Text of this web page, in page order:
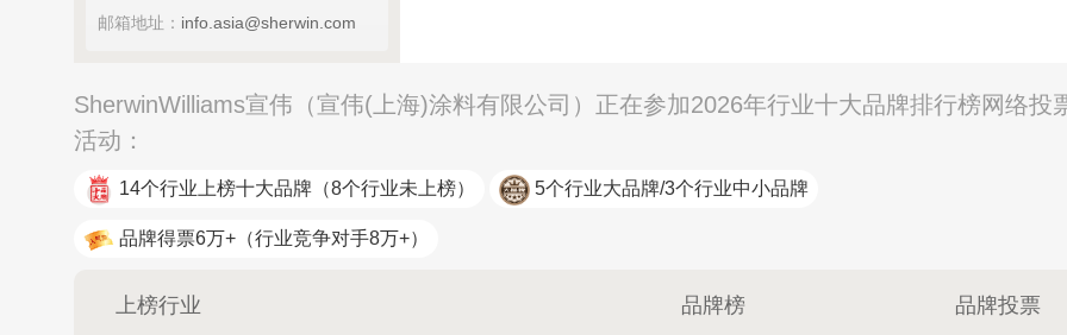
邮箱地址： info.asia@sherwin.com
SherwinWilliams宣伟（宣伟(上海)涂料有限公司）正在参加2026年行业十大品牌排行榜网络投
活动：
14个行业上榜十大品牌 （8个行业未上榜） 5个行业大品牌/3个行业中小品牌
品牌得票6万+ （行业竞争对手8万+）
上榜行业 品牌榜 品牌投票